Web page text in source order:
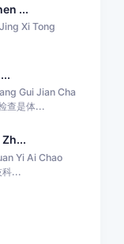
...
Xi Tong
Gui Jian Cha
查是体...
Zh...
Yi Ai Chao
科...